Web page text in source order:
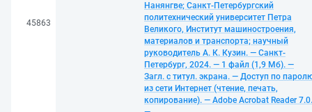
45863
Нанянгве; Санкт-Петербургский
политехнический университет Петра
Великого, Институт машиностроения,
материалов и транспорта; научный
руководитель А. К. Кузин. — Санкт-
Петербург, 2024. — 1 файл (1,9 Мб). —
Загл. с титул. экрана. — Доступ по
из сети Интернет (чтение, печать,
копирование). — Adobe Acrobat Reader 7.0.